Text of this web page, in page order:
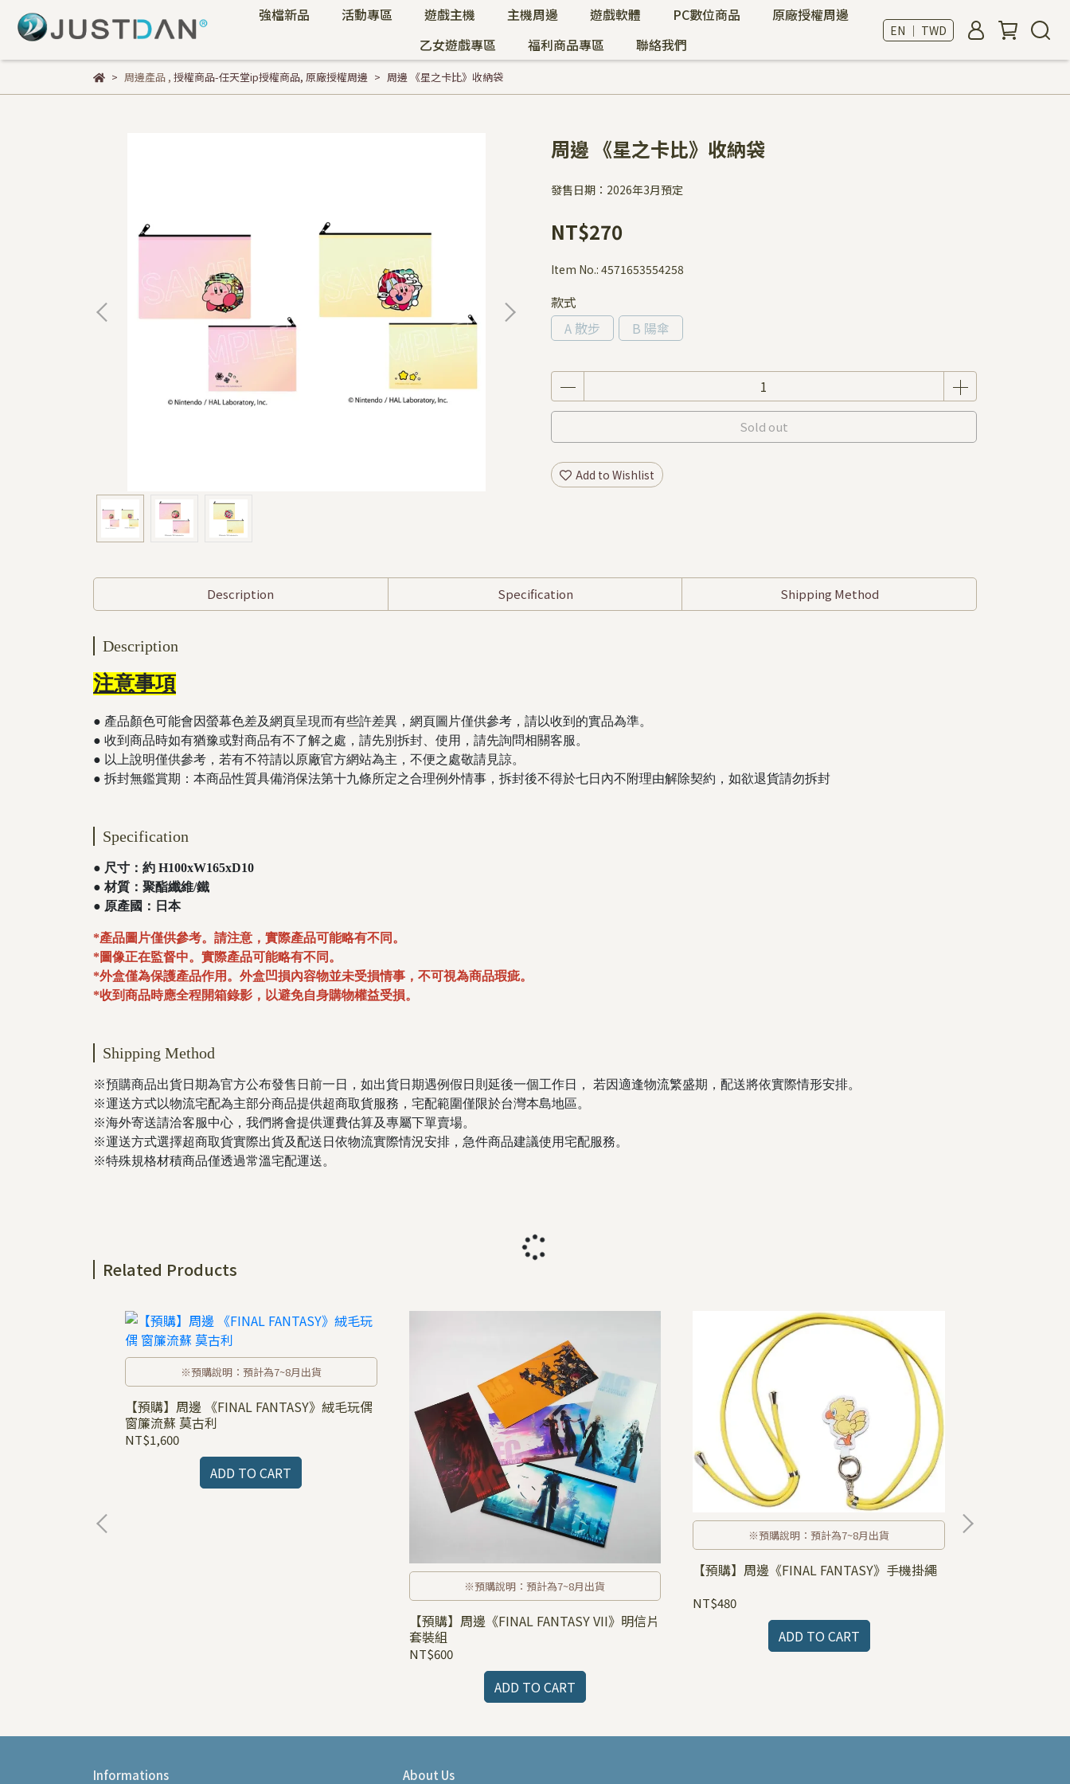
強檔新品 活動專區 遊戲主機 主機周邊 遊戲軟體 PC數位商品
原廠授權周邊
乙女遊戲專區
福利商品專區 聯絡我們
EN ｜ TWD
周邊產品, 授權商品-任天堂ip授權商品, 原廠授權周邊 周邊 《星之卡比》收納袋
周邊 《星之卡比》收納袋
發售日期：2026年3月預定
NT$270
Item No.: 4571653554258
款式
A 散步
B 陽傘
Sold out
Add to Wishlist
Description Specification Shipping Method
Description
注意事項
● 產品顏色可能會因螢幕色差及網頁呈現而有些許差異，網頁圖片僅供參考，請以收到的實品為準。
● 收到商品時如有猶豫或對商品有不了解之處，請先別拆封、使用，請先詢問相關客服。
● 以上說明僅供參考，若有不符請以原廠官方網站為主，不便之處敬請見諒。
​​​​​● 拆封無鑑賞期：本商品性質具備消保法第十九條所定之合理例外情事，拆封後不得於七日內不附理由解除契約，如欲退貨請勿拆封
Specification
● 尺寸：約 H100xW165xD10
●材質：聚酯纖維/鐵
● 原產國：日本
*產品圖片僅供參考。請注意，實際產品可能略有不同。
*圖像正在監督中。實際產品可能略有不同。
*外盒僅為保護產品作用。外盒凹損內容物並未受損情事，不可視為商品瑕疵。
*收到商品時應全程開箱錄影，以避免自身購物權益受損。
Shipping Method
※預購商品出貨日期為官方公布發售日前一日，如出貨日期遇例假日則延後一個工作日， 若因適逢物流繁盛期，配送將依實際情形安排。
※運送方式以物流宅配為主部分商品提供超商取貨服務，宅配範圍僅限於台灣本島地區。
※海外寄送請洽客服中心，我們將會提供運費估算及專屬下單賣場。
※運送方式選擇超商取貨實際出貨及配送日依物流實際情況安排，急件商品建議使用宅配服務。
※特殊規格材積商品僅透過常溫宅配運送。
Related Products
※預購說明：預計為7~8月出貨
【預購】周邊 《FINAL FANTASY》絨毛玩偶
窗簾流蘇 莫古利
NT$1,600
ADD TO CART
※預購說明：預計為7~8月出貨
【預購】周邊《FINAL FANTASY VII》明信片
套裝組
NT$600
ADD TO CART
※預購說明：預計為7~8月出貨
【預購】周邊《FINAL FANTASY》手機掛繩
NT$480
ADD TO CART
Informations About Us